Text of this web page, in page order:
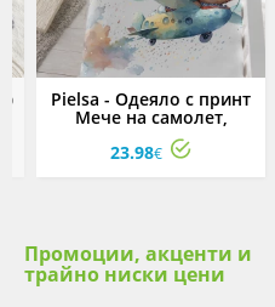
Pielsa - Одеяло с принт
Мече на самолет,
80х110 см, сиво, кутия
23.98€
Промоции, акценти и
трайно ниски цени